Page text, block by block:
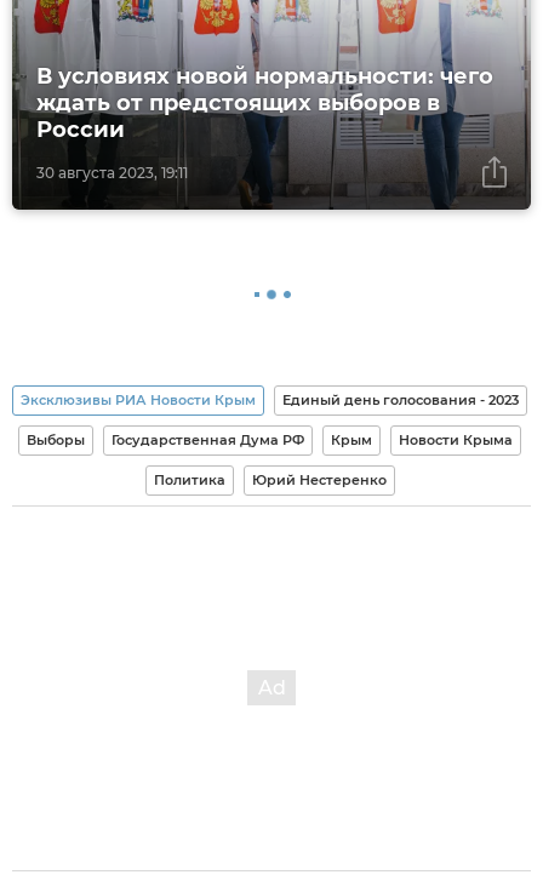
30 августа 2023, 19:11
В условиях новой нормальности: чего
ждать от предстоящих выборов в
России
Эксклюзивы РИА Новости Крым Единый день голосования - 2023
Выборы Государственная Дума РФ Крым Новости Крыма
Политика Юрий Нестеренко